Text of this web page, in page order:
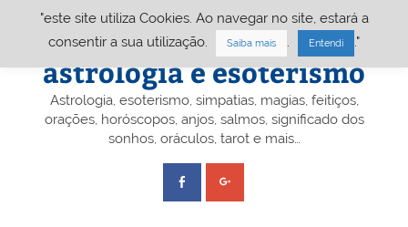
Portal A&E – Portal
astrologia e esoterismo
Astrologia, esoterismo, simpatias, magias, feitiços,
orações, horóscopos, anjos, salmos, significado dos
sonhos, oráculos, tarot e mais…
"este site utiliza Cookies. Ao navegar no site, estará a
consentir a sua utilização.
Saiba mais Entendi ."